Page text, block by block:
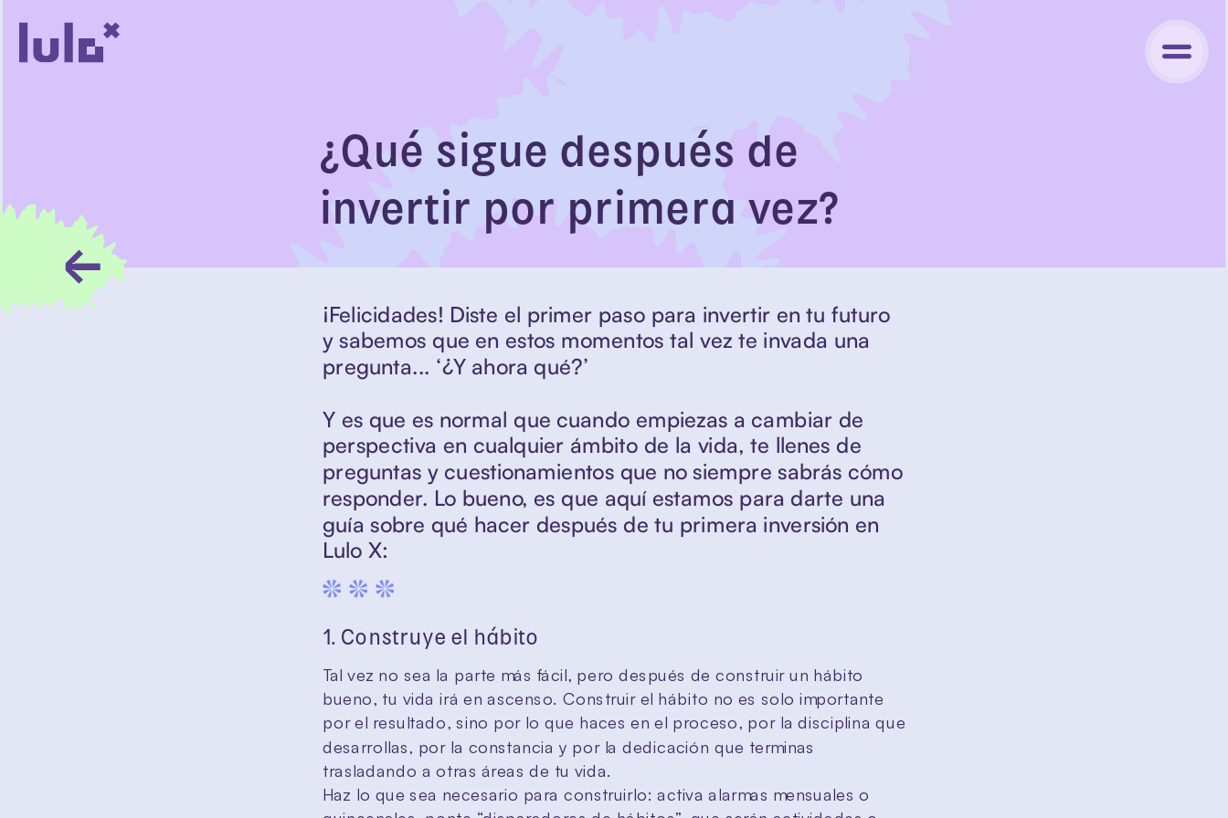
¿Qué sigue después de
invertir por primera vez?
¡Felicidades! Diste el primer paso para invertir en tu futuro
y sabemos que en estos momentos tal vez te invada una
pregunta... ‘¿Y ahora qué?’
Y es que es normal que cuando empiezas a cambiar de
perspectiva en cualquier ámbito de la vida, te llenes de
preguntas y cuestionamientos que no siempre sabrás cómo
responder. Lo bueno, es que aquí estamos para darte una
guía sobre qué hacer después de tu primera inversión en
Lulo X:
1. Construye el hábito
Tal vez no sea la parte más fácil, pero después de construir un hábito
bueno, tu vida irá en ascenso. Construir el hábito no es solo importante
por el resultado, sino por lo que haces en el proceso, por la disciplina que
desarrollas, por la constancia y por la dedicación que terminas
trasladando a otras áreas de tu vida.
Haz lo que sea necesario para construirlo: activa alarmas mensuales o